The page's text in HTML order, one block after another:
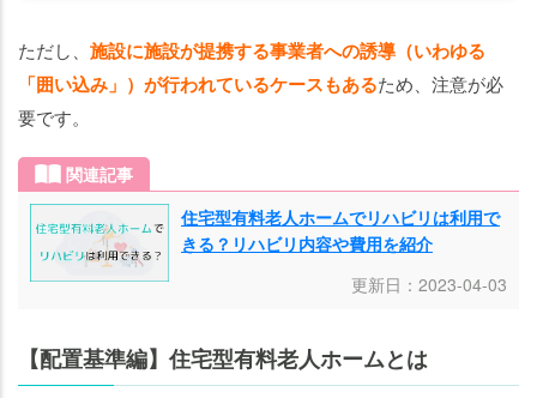
ただし、 施設に施設が提携する事業者への誘導（いわゆる
「囲い込み」）が行われているケースもあるため、注意が必
要です。
関連記事
住宅型有料老人ホームでリハビリは利用で
きる？リハビリ内容や費用を紹介
更新日：2023-04-03
【配置基準編】住宅型有料老人ホームとは